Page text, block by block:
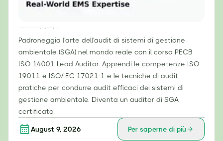
Padroneggia l'arte dell'audit di sistemi di gestione
ambientale (SGA) nel mondo reale con il corso PECB
ISO 14001 Lead Auditor. Apprendi le competenze ISO
19011 e ISO/IEC 17021-1 e le tecniche di audit
pratiche per condurre audit efficaci dei sistemi di
gestione ambientale. Diventa un auditor di SGA
certificato.
August 9, 2026 Per saperne di più